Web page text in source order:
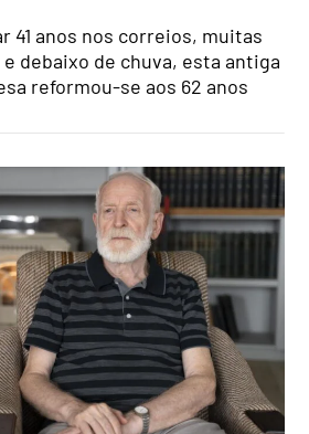
41 anos nos correios, muitas
debaixo de chuva, esta antiga
reformou-se aos 62 anos